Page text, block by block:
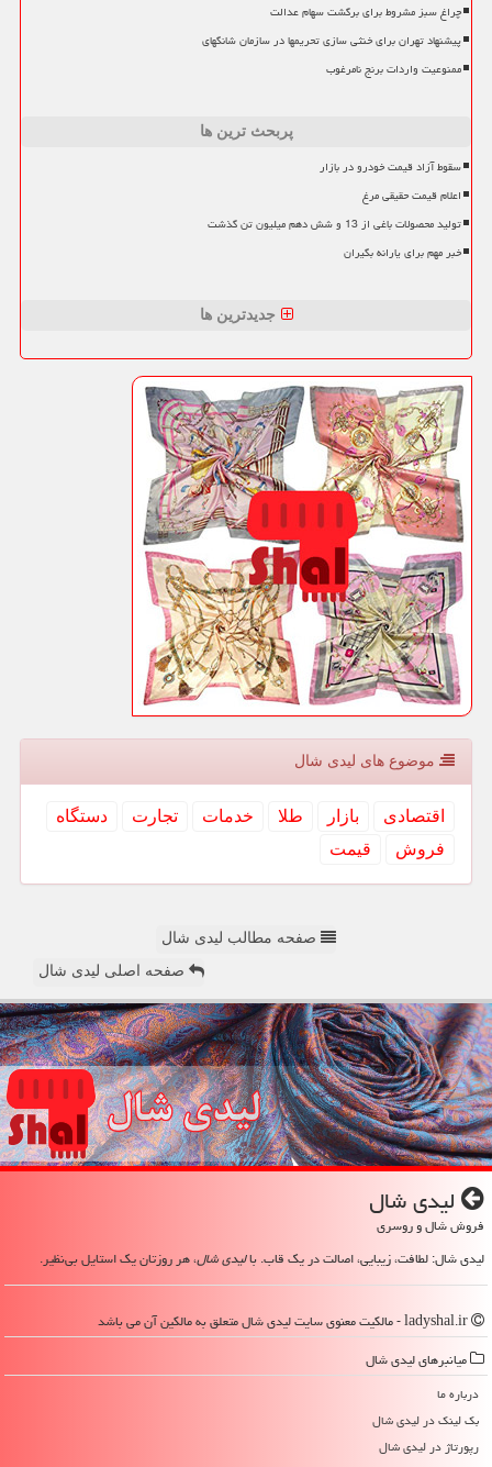
چراغ سبز مشروط برای برگشت سهام عدالت
پیشنهاد تهران برای خنثی سازی تحریمها در سازمان شانگهای
ممنوعیت واردات برنج نامرغوب
پربحث ترین ها
سقوط آزاد قیمت خودرو در بازار
اعلام قیمت حقیقی مرغ
تولید محصولات باغی از 13 و شش دهم میلیون تن گذشت
خبر مهم برای یارانه بگیران
جدیدترین ها
موضوع های لیدی شال
اقتصادی بازار طلا خدمات تجارت
دستگاه
فروش
قیمت
صفحه مطالب لیدی شال
صفحه اصلی لیدی شال
لیدی شال
فروش شال و روسری
لیدی شال: لطافت، زیبایی، اصالت در یک قاب. بالیدی شال، هر روزتان یک استایل بی‌نظیر.
میانبرهای لیدی شال
درباره ما
بک لینک در لیدی شال
رپورتاژ در لیدی شال